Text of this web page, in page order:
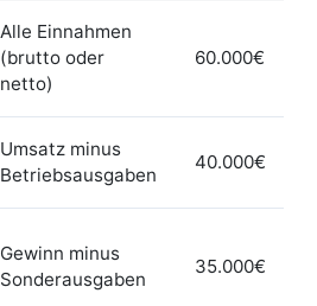
Alle Einnahmen
(brutto oder
netto)
60.000€
Umsatz minus
Betriebsausgaben
40.000€
Gewinn minus
Sonderausgaben
35.000€